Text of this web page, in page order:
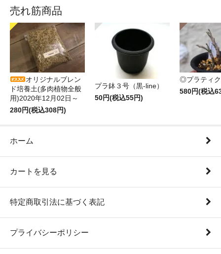
売れ筋商品
オリジナルブレン
ド培養土(多肉植物全般
用)2020年12月02日～
280円(税込308円)
プラ鉢３号（黒-line）
50円(税込55円)
◎プラティ
580円(税込
ホーム
カートを見る
特定商取引法に基づく表記
プライバシーポリシー